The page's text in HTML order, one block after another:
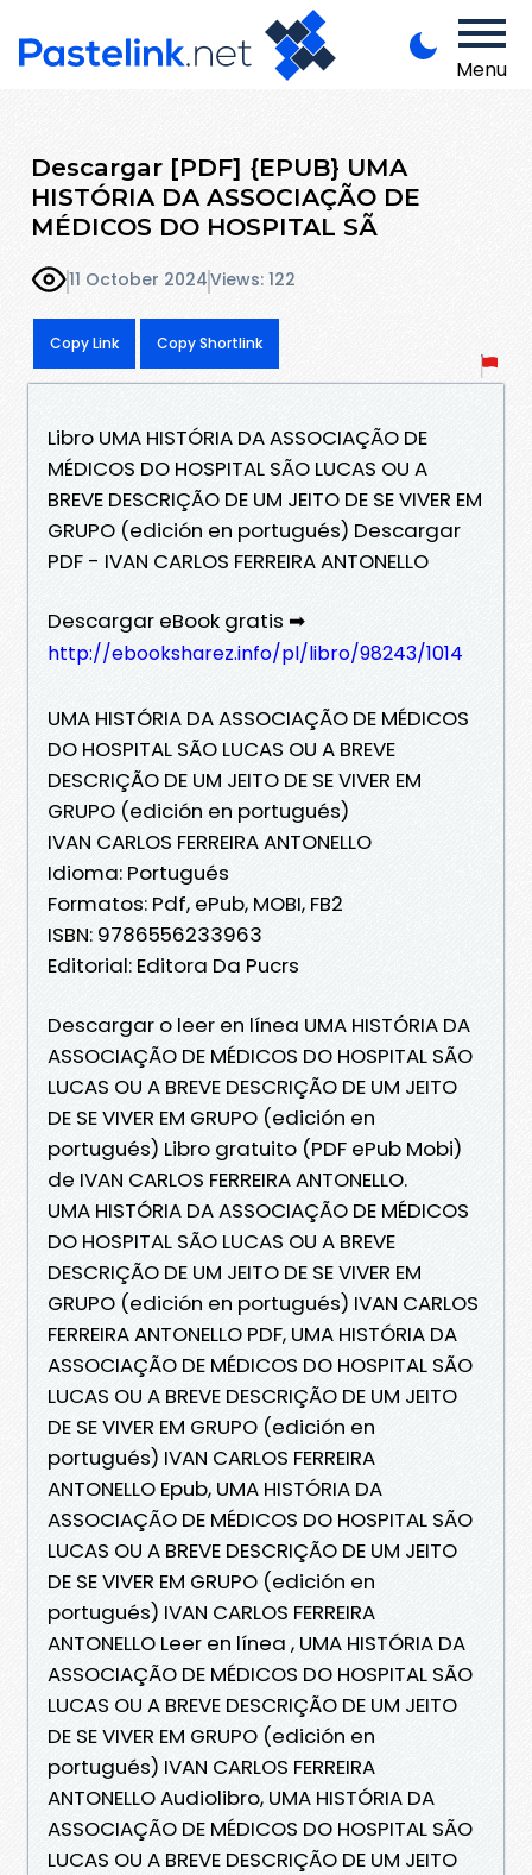
Menu
Descargar [PDF] {EPUB} UMA
HISTÓRIA DA ASSOCIAÇÃO DE
MÉDICOS DO HOSPITAL SÃ
11 October 2024Views: 122
Copy Link Copy Shortlink
Libro UMA HISTÓRIA DA ASSOCIAÇÃO DE
MÉDICOS DO HOSPITAL SÃO LUCAS OU A
BREVE DESCRIÇÃO DE UM JEITO DE SE VIVER EM
GRUPO (edición en portugués) Descargar
PDF - IVAN CARLOS FERREIRA ANTONELLO
Descargar eBook gratis ➡
http://ebooksharez.info/pl/libro/98243/1014
UMA HISTÓRIA DA ASSOCIAÇÃO DE MÉDICOS
DO HOSPITAL SÃO LUCAS OU A BREVE
DESCRIÇÃO DE UM JEITO DE SE VIVER EM
GRUPO (edición en portugués)
IVAN CARLOS FERREIRA ANTONELLO
Idioma: Portugués
Formatos: Pdf, ePub, MOBI, FB2
ISBN: 9786556233963
Editorial: Editora Da Pucrs
Descargar o leer en línea UMA HISTÓRIA DA
ASSOCIAÇÃO DE MÉDICOS DO HOSPITAL SÃO
LUCAS OU A BREVE DESCRIÇÃO DE UM JEITO
DE SE VIVER EM GRUPO (edición en
portugués) Libro gratuito (PDF ePub Mobi)
de IVAN CARLOS FERREIRA ANTONELLO.
UMA HISTÓRIA DA ASSOCIAÇÃO DE MÉDICOS
DO HOSPITAL SÃO LUCAS OU A BREVE
DESCRIÇÃO DE UM JEITO DE SE VIVER EM
GRUPO (edición en portugués) IVAN CARLOS
FERREIRA ANTONELLO PDF, UMA HISTÓRIA DA
ASSOCIAÇÃO DE MÉDICOS DO HOSPITAL SÃO
LUCAS OU A BREVE DESCRIÇÃO DE UM JEITO
DE SE VIVER EM GRUPO (edición en
portugués) IVAN CARLOS FERREIRA
ANTONELLO Epub, UMA HISTÓRIA DA
ASSOCIAÇÃO DE MÉDICOS DO HOSPITAL SÃO
LUCAS OU A BREVE DESCRIÇÃO DE UM JEITO
DE SE VIVER EM GRUPO (edición en
portugués) IVAN CARLOS FERREIRA
ANTONELLO Leer en línea , UMA HISTÓRIA DA
ASSOCIAÇÃO DE MÉDICOS DO HOSPITAL SÃO
LUCAS OU A BREVE DESCRIÇÃO DE UM JEITO
DE SE VIVER EM GRUPO (edición en
portugués) IVAN CARLOS FERREIRA
ANTONELLO Audiolibro, UMA HISTÓRIA DA
ASSOCIAÇÃO DE MÉDICOS DO HOSPITAL SÃO
LUCAS OU A BREVE DESCRIÇÃO DE UM JEITO